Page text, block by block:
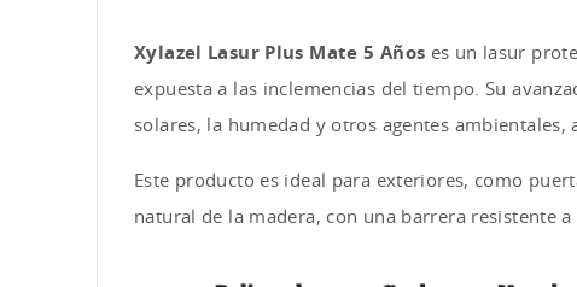
Xylazel Lasur Plus Mate 5 Años es un lasur
expuesta a las inclemencias del tiempo. Su
solares, la humedad y otros agentes
Este producto es ideal para exteriores, como
natural de la madera, con una barrera resistente